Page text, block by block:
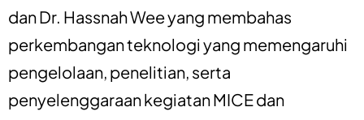
dan Dr. Hassnah Wee yang membahas
perkembangan teknologi yang memengaruhi
pengelolaan, penelitian, serta
penyelenggaraan kegiatan MICE dan